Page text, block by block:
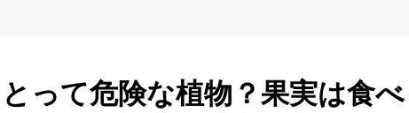
って危険な植物？果実は食べ